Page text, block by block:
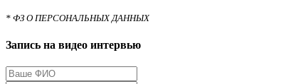
* ФЗ О ПЕРСОНАЛЬНЫХ ДАННЫХ
Запись на видео интервью